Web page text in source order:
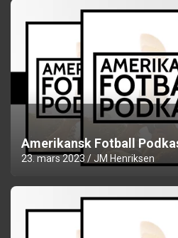
Amerikansk Fotball
23. mars 2023 JM Henriksen